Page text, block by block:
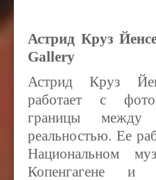
Астрид Круз
Gallery
Астрид Круз
работает с
границы между
реальностью. Ее
Национальном
Копенгагене и